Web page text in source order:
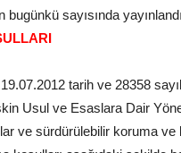
sayısında
tarih ve 28358
Usul ve Esaslara Dair
ve sürdürülebilir koruma ve